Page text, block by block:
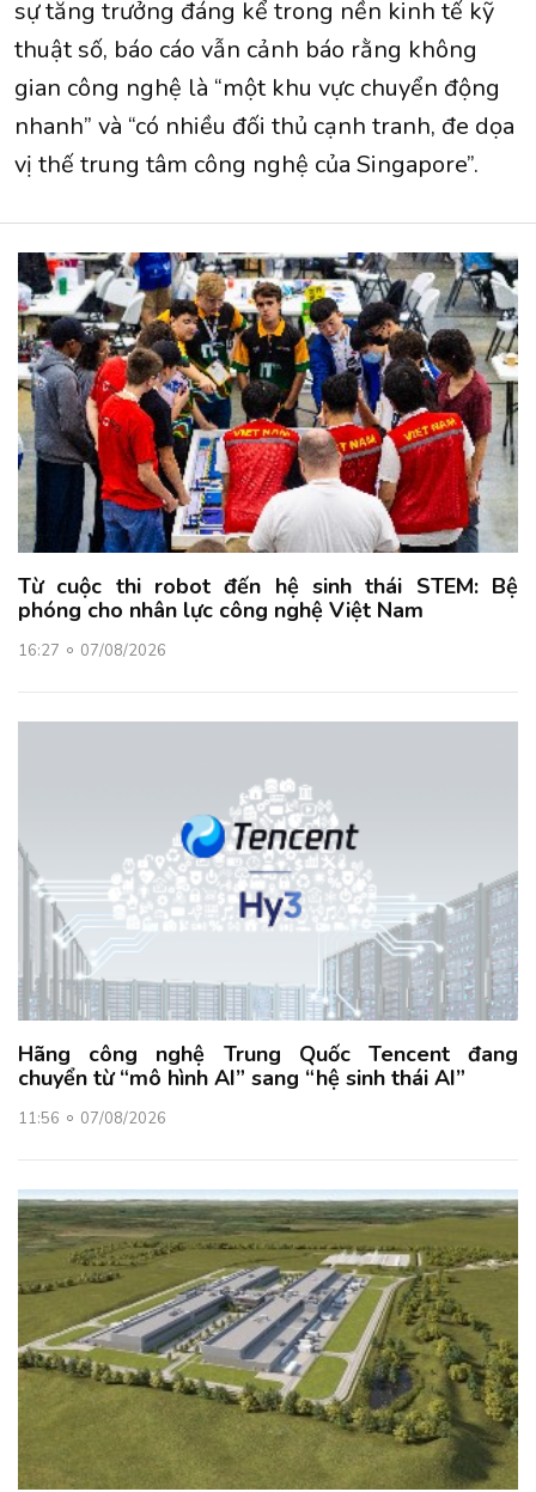
sự tăng trưởng đáng kể trong nền kinh tế kỹ
thuật số, báo cáo vẫn cảnh báo rằng không
gian công nghệ là “một khu vực chuyển động
nhanh” và “có nhiều đối thủ cạnh tranh, đe dọa
vị thế trung tâm công nghệ của Singapore”.
Từ cuộc thi robot đến hệ sinh thái STEM: Bệ
phóng cho nhân lực công nghệ Việt Nam
16:27 07/08/2026
Hãng công nghệ Trung Quốc Tencent đang
chuyển từ “mô hình AI” sang “hệ sinh thái AI”
11:56 07/08/2026